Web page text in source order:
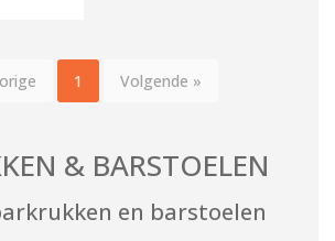
1 Volgende »
& BARSTOELEN
en barstoelen